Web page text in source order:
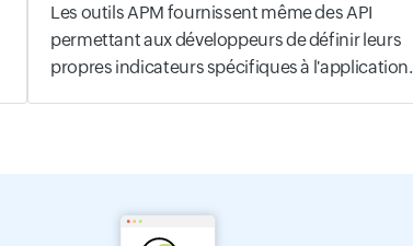
Les outils APM fournissent même des API
permettant aux développeurs de définir leurs
propres indicateurs spécifiques à l'application.